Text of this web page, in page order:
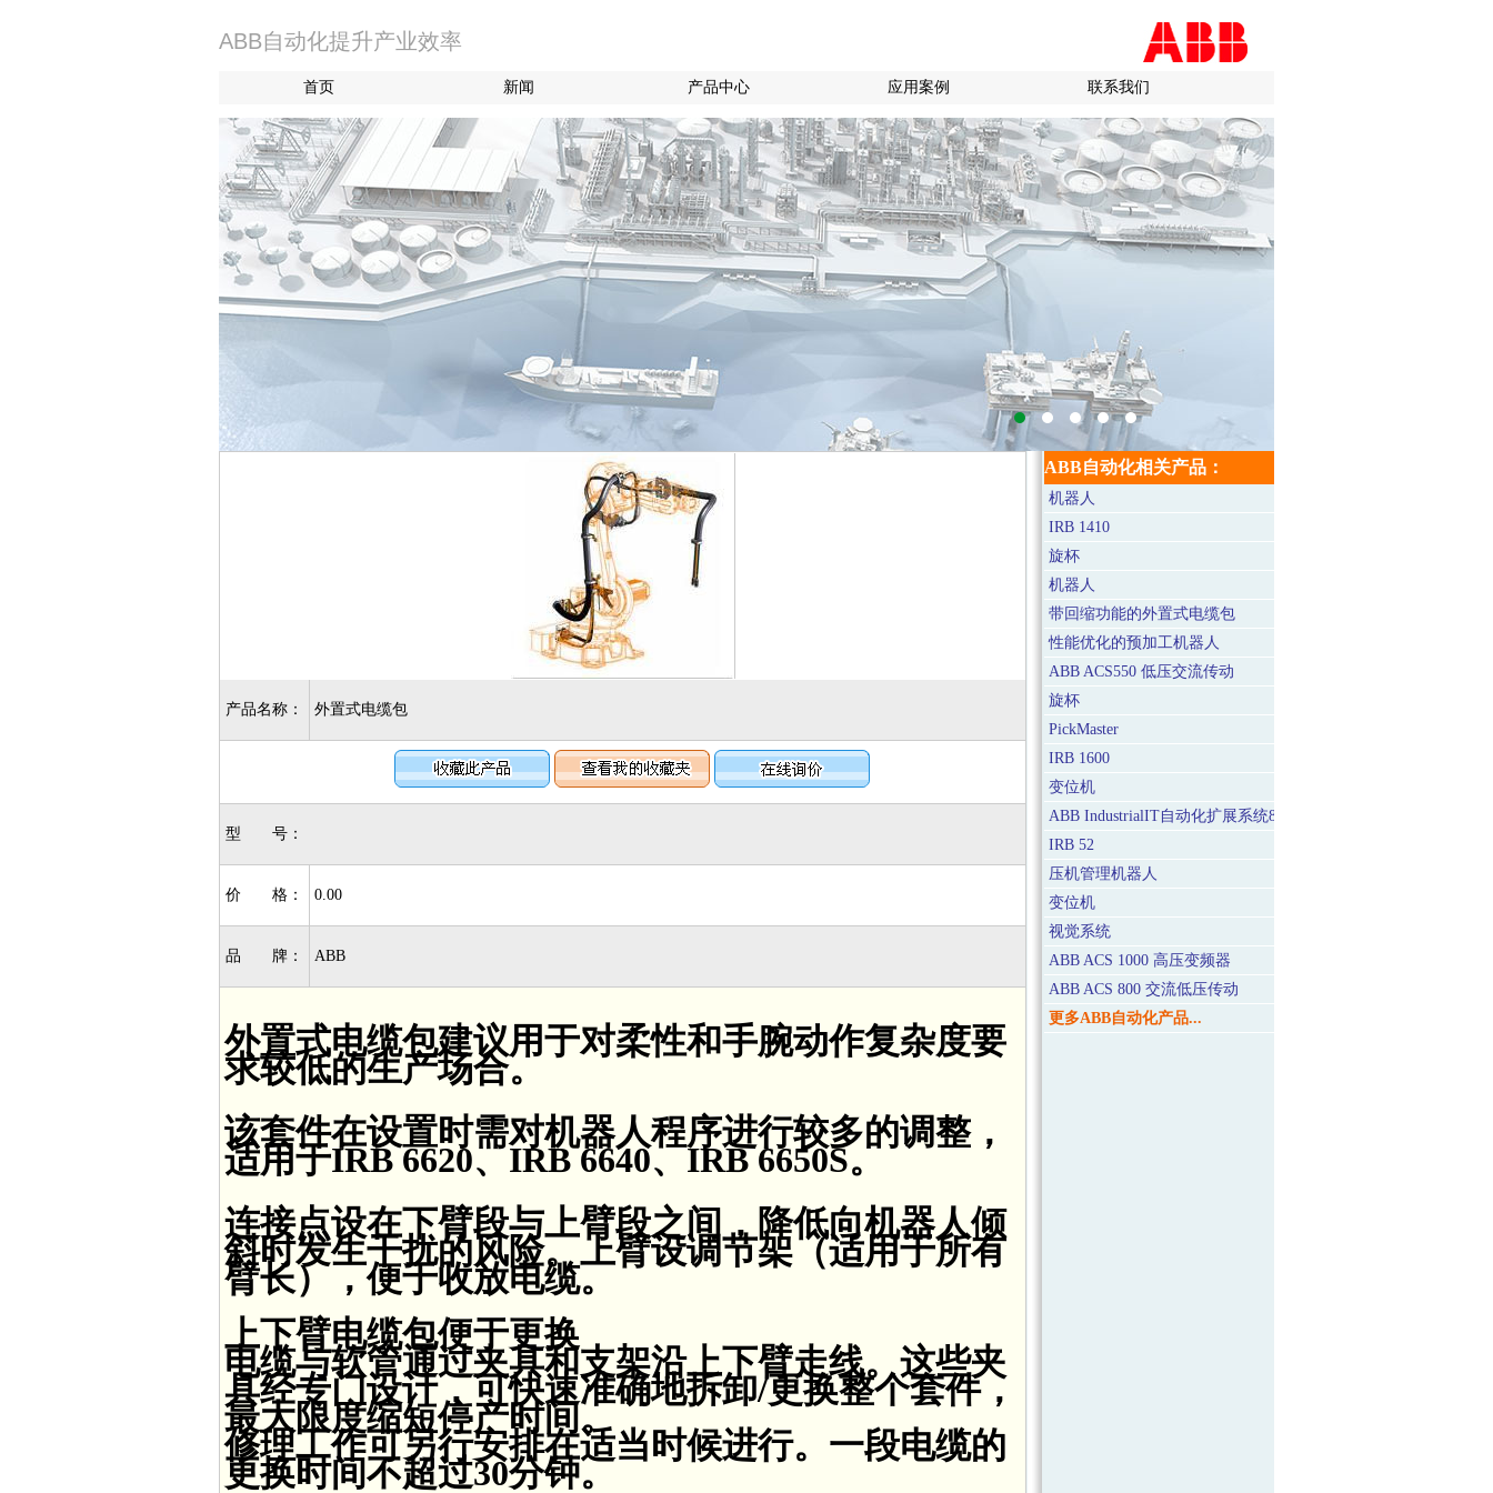
ABB自动化提升产业效率
首页 新闻 产品中心 应用案例 联系我们
产品名称： 外置式电缆包
型 号：
价 格： 0.00
品 牌： ABB
外置式电缆包建议用于对柔性和手腕动作复杂度要
求较低的生产场合。
该套件在设置时需对机器人程序进行较多的调整，
适用于IRB 6620、IRB 6640、IRB 6650S。
连接点设在下臂段与上臂段之间，降低向机器人倾
斜时发生干扰的风险。上臂设调节架（适用于所有
臂长），便于收放电缆。
上下臂电缆包便于更换
电缆与软管通过夹具和支架沿上下臂走线。这些夹
具经专门设计，可快速准确地拆卸/更换整个套件，
最大限度缩短停产时间。
修理工作可另行安排在适当时候进行。一段电缆的
更换时间不超过30分钟。
ABB自动化相关产品：
机器人
IRB 1410
旋杯
机器人
带回缩功能的外置式电缆包
性能优化的预加工机器人
ABB ACS550 低压交流传动
旋杯
PickMaster
IRB 1600
变位机
ABB IndustrialIT自动化扩展系统800xA
IRB 52
压机管理机器人
变位机
视觉系统
ABB ACS 1000 高压变频器
ABB ACS 800 交流低压传动
更多ABB自动化产品...